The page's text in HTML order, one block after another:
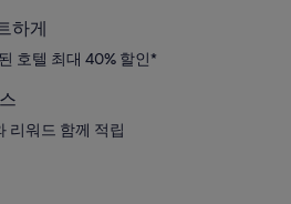
하게
호텔 최대 40% 할인*
리워드 함께 적립